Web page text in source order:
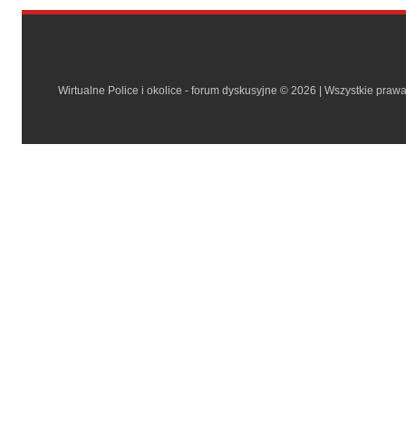
Wirtualne Police i okolice - forum dyskusyjne © 2026 | Wszystkie